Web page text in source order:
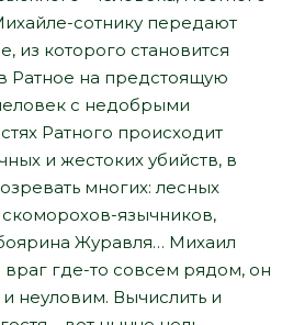
сотнику передают
из которого становится
Ратное на предстоящую
с недобрыми
Ратного происходит
и жестоких убийств, в
многих: лесных
язычников,
Журавля… Михаил
враг где-то совсем рядом, он
неуловим. Вычислить и